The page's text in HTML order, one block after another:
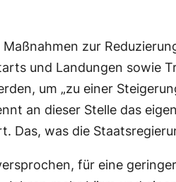
zur
und Landungen sowie
um „zu einer
an dieser Stelle das
Das, was die
für eine